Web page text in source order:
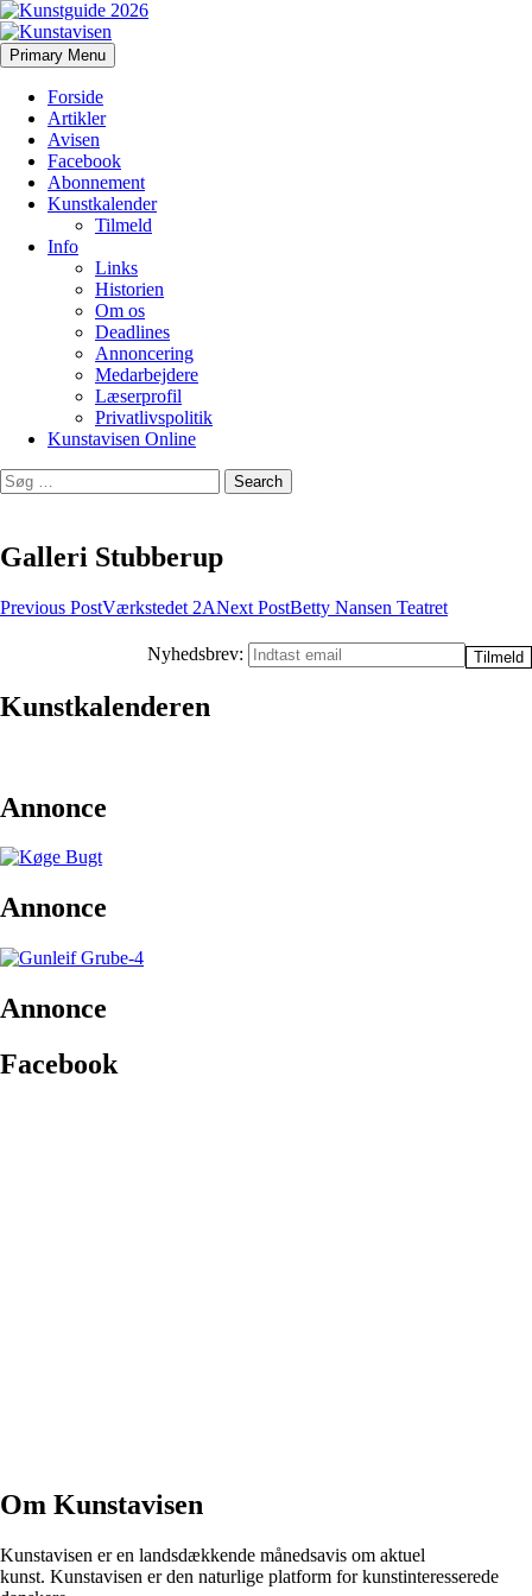
Kunstavisen
Search
Primary Menu Skip
to
Forside
Artikler
Avisen
Facebook
Abonnement
Kunstkalender
Tilmeld
Info
Links
Historien
Om os
Deadlines
Annoncering
Medarbejdere
Læserprofil
Privatlivspolitik
Kunstavisen Online
Search
for:
Galleri Stubberup
Post
Previous PostVærkstedet 2ANext PostBetty Nansen Teatret
Nyhedsbrev:
Kunstkalenderen
Annonce
Annonce
Annonce
Facebook
Om Kunstavisen
Kunstavisen er en landsdækkende månedsavis om aktuel
kunst. Kunstavisen er den naturlige platform for kunstinteresserede